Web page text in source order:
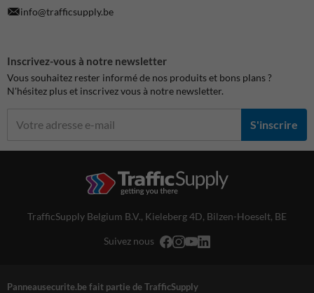
info@trafficsupply.be
Inscrivez-vous à notre newsletter
Vous souhaitez rester informé de nos produits et bons plans ?
N'hésitez plus et inscrivez vous à notre newsletter.
S'inscrire
TrafficSupply Belgium B.V., Kieleberg 4D, Bilzen-Hoeselt, BE
Suivez nous
Panneausecurite.be fait partie de TrafficSupply